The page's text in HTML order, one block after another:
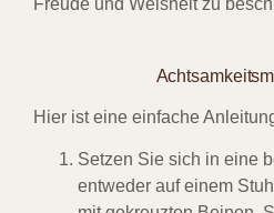
Freude und Weisheit zu
Hier ist eine einfache
Setzen Sie sich in eine
entweder auf einem